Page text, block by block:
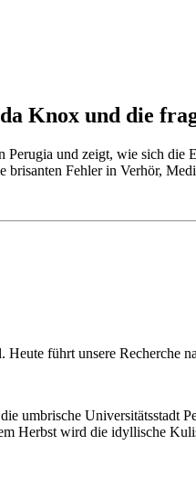
Knox und die
und zeigt, wie sich
brisanten Fehler in Verhör,
führt unsere Recherche
umbrische Universitätsstadt
Herbst wird die idyllische